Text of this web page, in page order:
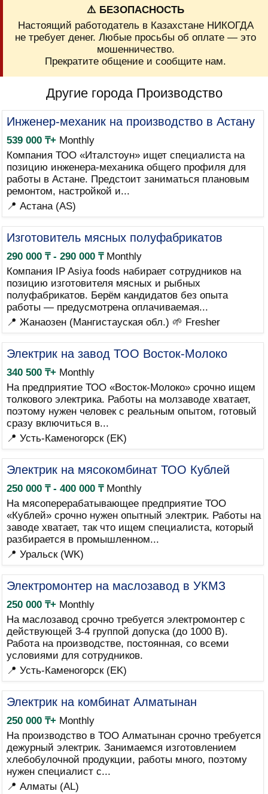
⚠️ БЕЗОПАСНОСТЬ
Настоящий работодатель в Казахстане НИКОГДА
не требует денег. Любые просьбы об оплате — это
мошенничество.
Прекратите общение и сообщите нам.
Другие города Производство
Инженер-механик на производство в Астану
539 000 ₸+Monthly
Компания ТОО «Италстоун» ищет специалиста на
позицию инженера-механика общего профиля для
работы в Астане. Предстоит заниматься плановым
ремонтом, настройкой и...
📍 Астана (AS)
Изготовитель мясных полуфабрикатов
290 000 ₸ - 290 000 ₸Monthly
Компания IP Asiya foods набирает сотрудников на
позицию изготовителя мясных и рыбных
полуфабрикатов. Берём кандидатов без опыта
работы — предусмотрена оплачиваемая...
📍 Жанаозен (Мангистауская обл.) 🌱 Fresher
Электрик на завод ТОО Восток-Молоко
340 500 ₸+Monthly
На предприятие ТОО «Восток-Молоко» срочно ищем
толкового электрика. Работы на молзаводе хватает,
поэтому нужен человек с реальным опытом, готовый
сразу включиться в...
📍 Усть-Каменогорск (EK)
Электрик на мясокомбинат ТОО Кублей
250 000 ₸ - 400 000 ₸Monthly
На мясоперерабатывающее предприятие ТОО
«Кублей» срочно нужен опытный электрик. Работы на
заводе хватает, так что ищем специалиста, который
разбирается в промышленном...
📍 Уральск (WK)
Электромонтер на маслозавод в УКМЗ
250 000 ₸+Monthly
На маслозавод срочно требуется электромонтер с
действующей 3-4 группой допуска (до 1000 В).
Работа на производстве, постоянная, со всеми
условиями для сотрудников.
📍 Усть-Каменогорск (EK)
Электрик на комбинат Алматынан
250 000 ₸+Monthly
На производство в ТОО Алматынан срочно требуется
дежурный электрик. Занимаемся изготовлением
хлебобулочной продукции, работы много, поэтому
нужен специалист с...
📍 Алматы (AL)